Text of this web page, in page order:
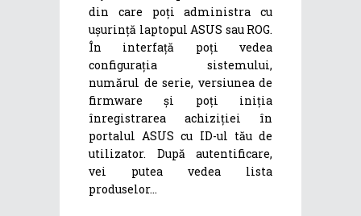
din care poți administra cu
ușurință laptopul ASUS sau ROG.
În interfață poți vedea
configurația sistemului,
numărul de serie, versiunea de
firmware și poți iniția
înregistrarea achiziției în
portalul ASUS cu ID-ul tău de
utilizator. După autentificare,
vei putea vedea lista
produselor